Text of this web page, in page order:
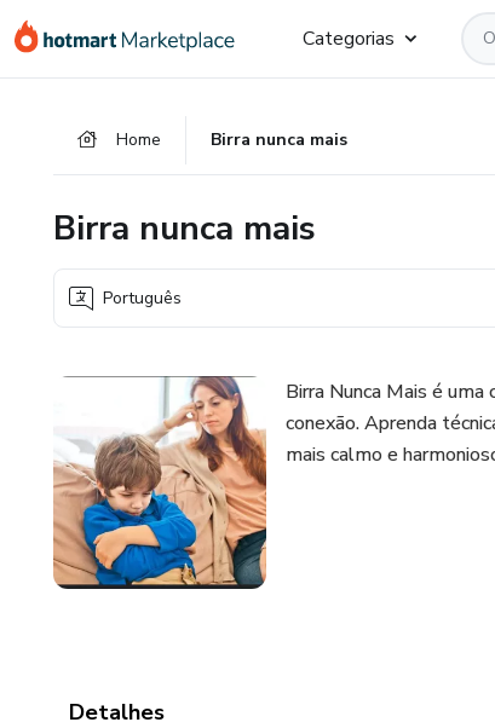
para
para
para
Categorias
Home Birra nunca mais
Birra nunca mais
Português
Birra Nunca Mais é
conexão. Aprenda
mais calmo e
Detalhes